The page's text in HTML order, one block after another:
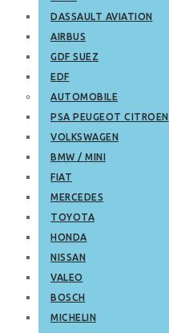
DASSAULT AVIATION
AIRBUS
GDF SUEZ
EDF
AUTOMOBILE
PSA PEUGEOT CITROEN
VOLKSWAGEN
BMW / MINI
FIAT
MERCEDES
TOYOTA
HONDA
NISSAN
VALEO
BOSCH
MICHELIN